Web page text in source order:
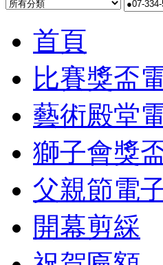
首頁
比賽獎盃
藝術殿堂
獅子會獎
父親節電
開幕剪綵